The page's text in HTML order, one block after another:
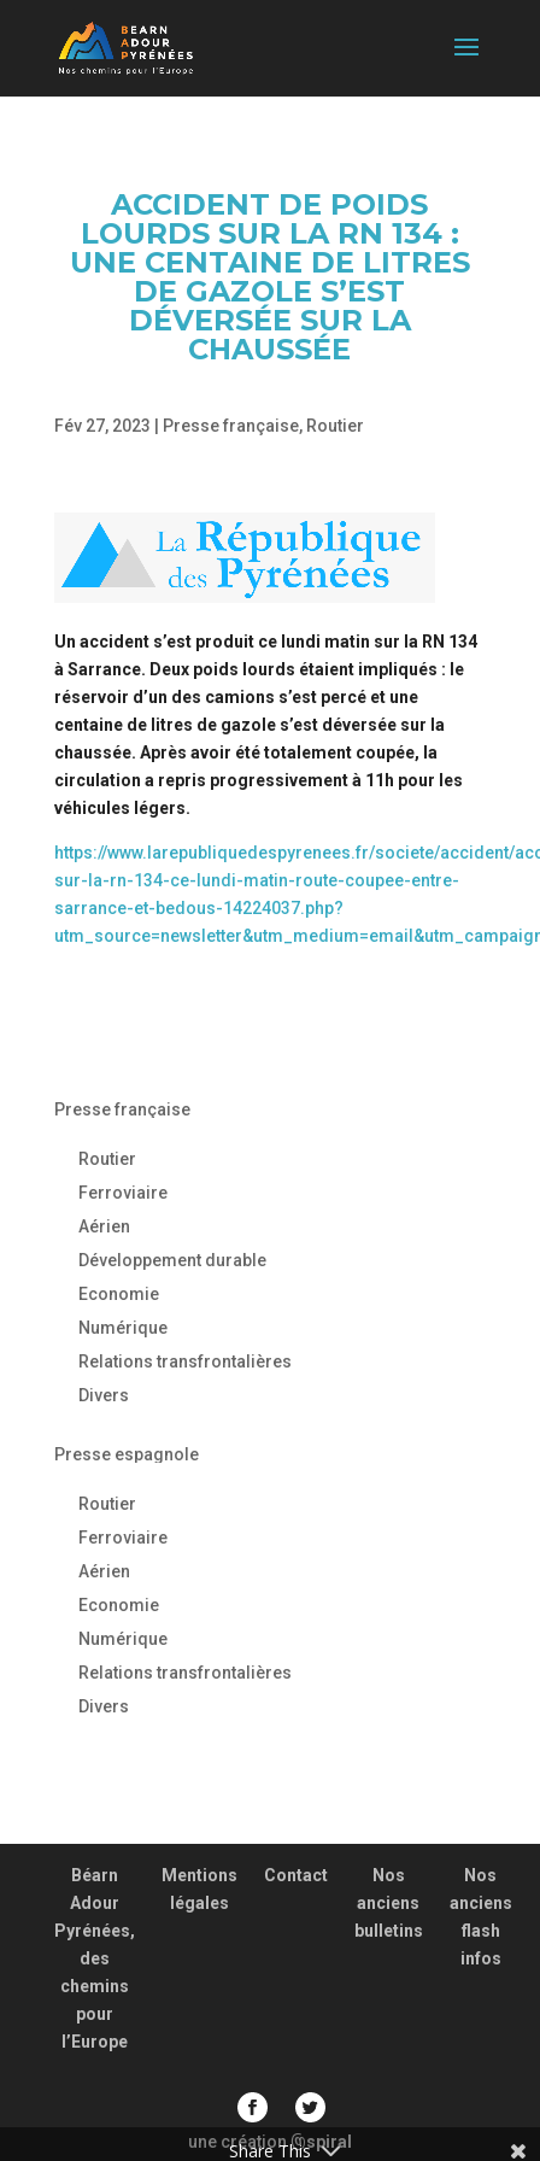
ACCIDENT DE POIDS
LOURDS SUR LA RN 134 :
UNE CENTAINE DE LITRES
DE GAZOLE S’EST
DÉVERSÉE SUR LA
CHAUSSÉE
Fév 27, 2023 Presse française, Routier
Un accident s’est produit ce lundi matin sur la RN 134
à Sarrance. Deux poids lourds étaient impliqués : le
réservoir d’un des camions s’est percé et une
centaine de litres de gazole s’est déversée sur la
chaussée. Après avoir été totalement coupée, la
circulation a repris progressivement à 11h pour les
véhicules légers.
https://www.larepubliquedespyrenees.fr/societe/accident/
sur-la-rn-134-ce-lundi-matin-route-coupee-entre-
sarrance-et-bedous-14224037.php?
Presse française
Routier
Ferroviaire
Aérien
Développement durable
Economie
Numérique
Relations transfrontalières
Divers
Presse espagnole
Routier
Ferroviaire
Aérien
Economie
Numérique
Relations transfrontalières
Divers
Béarn
Adour
Pyrénées,
des
chemins
pour
l’Europe
Mentions
légales
Contact
Nos
anciens
bulletins
Nos
anciens
flash
infos
une création@spiral
Share This